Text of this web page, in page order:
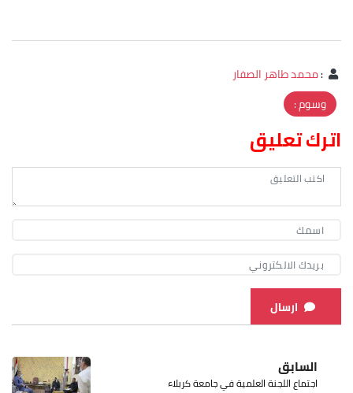
:محمد طاهر الصفار
وسوم :
اترك تعليق
ارسال
السابق
اجتماع اللجنة العلمية في جامعة كربلاء